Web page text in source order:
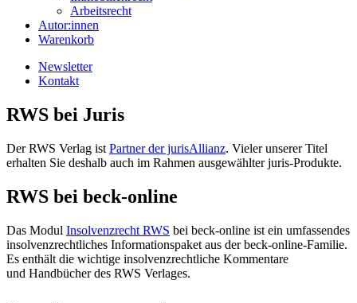
Arbeitsrecht
Autor:innen
Warenkorb
Newsletter
Kontakt
RWS bei Juris
Der RWS Verlag ist Partner der jurisAllianz. Vieler unserer Titel
erhalten Sie deshalb auch im Rahmen ausgewählter juris-Produkte.
RWS bei beck-online
Das Modul Insolvenzrecht RWS bei beck-online ist ein umfassendes
insolvenzrechtliches Informationspaket aus der beck-online-Familie.
Es enthält die wichtige insolvenzrechtliche Kommentare
und Handbücher des RWS Verlages.